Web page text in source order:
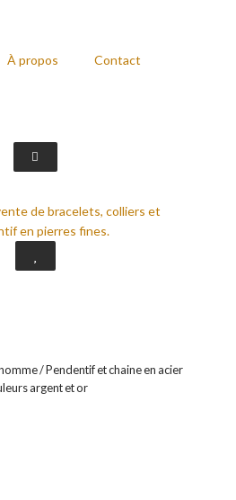
À propos Contact
/ Pendentif et chaine en acier
argent et or